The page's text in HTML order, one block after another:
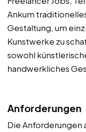
Ankum
Gestaltung, um
Kunstwerke zu
sowohl
handwerkliches
Anforderungen
Die Anforderungen